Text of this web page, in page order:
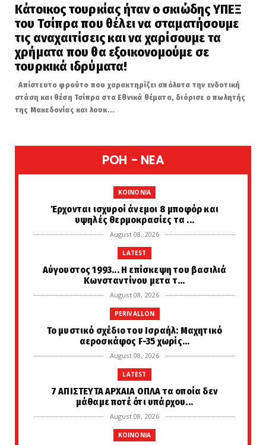
Κάτοικος τουρκίας ήταν ο σκιώδης ΥΠΕΞ
του Τσίπρα που θέλει να σταματήσουμε
τις αναχαιτίσεις και να χαρίσουμε τα
χρήματα που θα εξοικονομούμε σε
τουρκικά ιδρύματα!
Απίστευτο φρούτο που χαρακτηρίζει απόλυτα την ενδοτική
στάση και θέση Τσίπρα στα Εθνικά θέματα, διόρισε ο πωλητής
της Μακεδονίας και λουκ...
POH - NEA
KOINONIA
Έρχονται ισχυροί άνεμοι 8 μποφόρ και
υψηλές θερμοκρασίες τα ...
August 08, 2026
LATEST
Αύγουστος 1993... Η επίσκεψη του βασιλιά
Κωνσταντίνου μετα τ...
August 08, 2026
PERIVALLON
Το μυστικό σχέδιο του Ισραήλ: Μαχητικό
αεροσκάφος F-35 χωρίς...
August 08, 2026
LATEST
7 ΑΠΙΣΤΕΥΤΑ ΑΡΧΑΙΑ ΟΠΛΑ τα οποία δεν
μάθαμε ποτέ ότι υπάρχου...
August 08, 2026
KOINONIA